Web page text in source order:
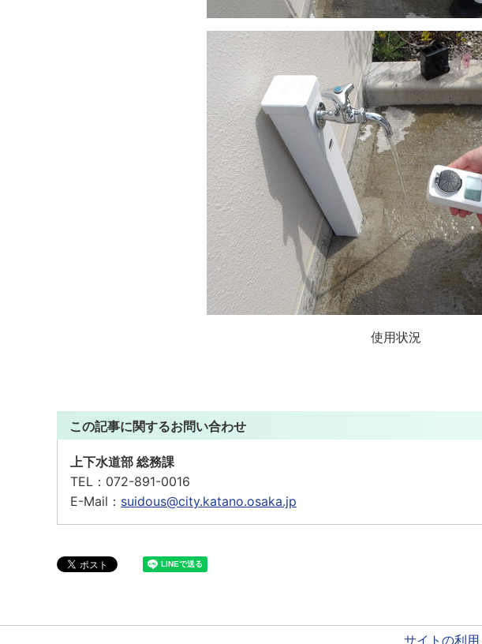
使用状況
この記事に関するお問い合わせ
上下水道部 総務課
TEL： 072-891-0016
E-Mail： suidous@city.katano.osaka.jp
サイトの利